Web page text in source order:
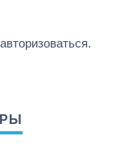
авторизоваться.